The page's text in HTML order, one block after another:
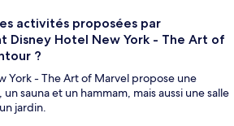
activités proposées par
Disney Hotel New York - The Art of
?
York - The Art of Marvel propose une
sauna et un hammam, mais aussi une salle
jardin.